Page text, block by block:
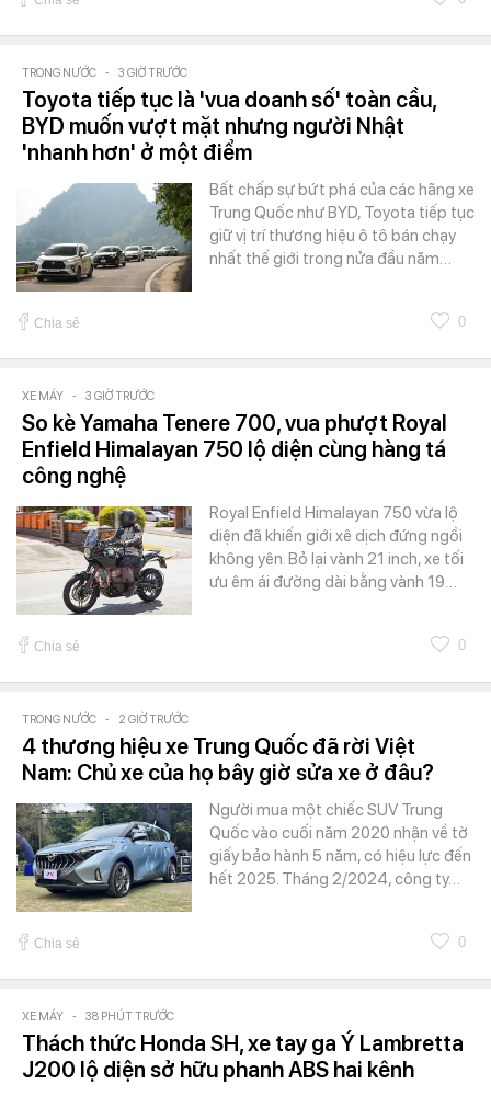
TRONG NƯỚC - 3 GIỜ TRƯỚC
Toyota tiếp tục là 'vua doanh số' toàn cầu,
BYD muốn vượt mặt nhưng người Nhật
'nhanh hơn' ở một điểm
Bất chấp sự bứt phá của các hãng xe
Trung Quốc như BYD, Toyota tiếp tục
giữ vị trí thương hiệu ô tô bán chạy
nhất thế giới trong nửa đầu năm…
Chia sẻ 0
XE MÁY - 3 GIỜ TRƯỚC
So kè Yamaha Tenere 700, vua phượt Royal
Enfield Himalayan 750 lộ diện cùng hàng tá
công nghệ
Royal Enfield Himalayan 750 vừa lộ
diện đã khiến giới xê dịch đứng ngồi
không yên. Bỏ lại vành 21 inch, xe tối
ưu êm ái đường dài bằng vành 19…
Chia sẻ 0
TRONG NƯỚC - 2 GIỜ TRƯỚC
4 thương hiệu xe Trung Quốc đã rời Việt
Nam: Chủ xe của họ bây giờ sửa xe ở đâu?
Người mua một chiếc SUV Trung
Quốc vào cuối năm 2020 nhận về tờ
giấy bảo hành 5 năm, có hiệu lực đến
hết 2025. Tháng 2/2024, công ty…
Chia sẻ 0
XE MÁY - 38 PHÚT TRƯỚC
Thách thức Honda SH, xe tay ga Ý Lambretta
J200 lộ diện sở hữu phanh ABS hai kênh